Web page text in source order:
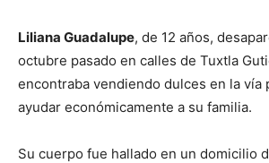
Liliana Guadalupe, de 12 años,
octubre pasado en calles de Tuxtla
encontraba vendiendo dulces en la vía
ayudar económicamente a su familia.
Su cuerpo fue hallado en un domicilio